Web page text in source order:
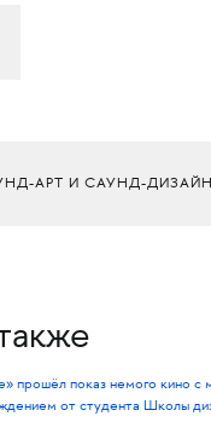
АРТ И САУНД-ДИЗАЙН